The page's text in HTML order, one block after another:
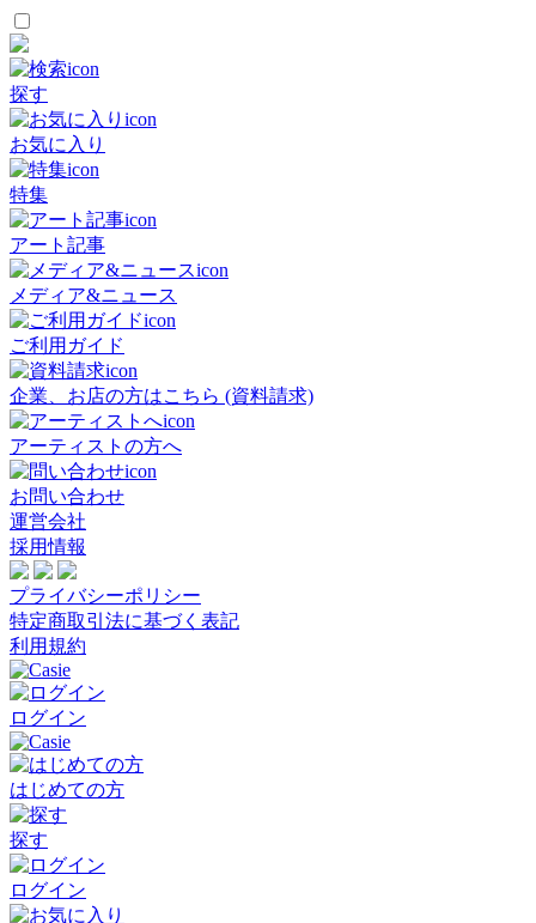
探す
お気に入り
特集
アート記事
メディア&ニュース
ご利用ガイド
企業、お店の方はこちら (資料請求)
アーティストの方へ
お問い合わせ
運営会社
採用情報
プライバシーポリシー
特定商取引法に基づく表記
利用規約
ログイン
はじめての方
探す
ログイン